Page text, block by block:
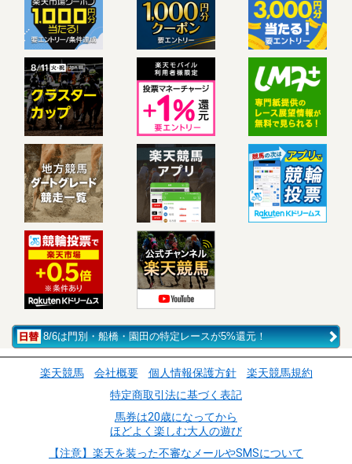
8/6は門別・船橋・園田の特定レースが5%還元！
楽天競馬 会社概要 個人情報保護方針
楽天競馬規約
特定商取引法に基づく表記
馬券は20歳になってから
ほどよく楽しむ大人の遊び
【注意】楽天を装った不審なメールやSMSについて